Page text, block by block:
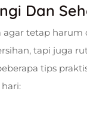
Dan
agar tetap harum
tapi juga
tips